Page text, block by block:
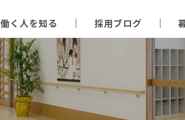
働く人を知る 採用ブログ